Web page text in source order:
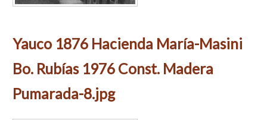
Yauco 1876 Hacienda María-Masini
Bo. Rubías 1976 Const. Madera
Pumarada-8.jpg